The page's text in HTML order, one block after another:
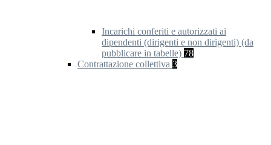
Incarichi conferiti e autorizzati ai
dipendenti (dirigenti e non dirigenti) (da
pubblicare in tabelle) 78
Contrattazione collettiva 3